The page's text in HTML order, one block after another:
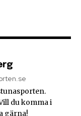
du komma i
gärna!